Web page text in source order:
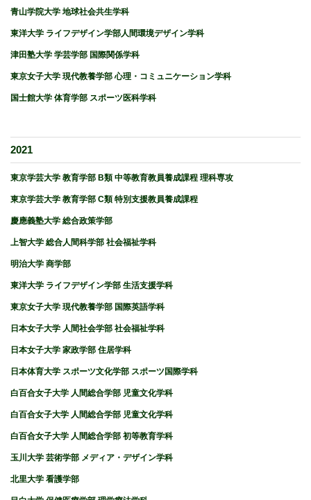
青山学院大学 地球社会共生学科
東洋大学 ライフデザイン学部人間環境デザイン学科
津田塾大学 学芸学部 国際関係学科
東京女子大学 現代教養学部 心理・コミュニケーション学科
国士館大学 体育学部 スポーツ医科学科
2021
東京学芸大学 教育学部 B類 中等教育教員養成課程 理科専攻
東京学芸大学 教育学部 C類 特別支援教員養成課程
慶應義塾大学 総合政策学部
上智大学 総合人間科学部 社会福祉学科
明治大学 商学部
東洋大学 ライフデザイン学部 生活支援学科
東京女子大学 現代教養学部 国際英語学科
日本女子大学 人間社会学部 社会福祉学科
日本女子大学 家政学部 住居学科
日本体育大学 スポーツ文化学部 スポーツ国際学科
白百合女子大学 人間総合学部 児童文化学科
白百合女子大学 人間総合学部 児童文化学科
白百合女子大学 人間総合学部 初等教育学科
玉川大学 芸術学部 メディア・デザイン学科
北里大学 看護学部